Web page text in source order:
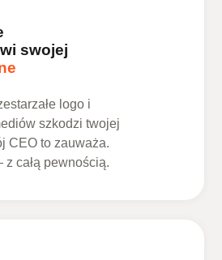
swojej
logo i
szkodzi twojej
CEO to zauważa.
całą pewnością.